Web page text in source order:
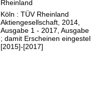
Rheinland
Köln : TÜV Rheinland
Aktiengesellschaft, 2014,
Ausgabe 1 - 2017, Ausgabe
; damit Erscheinen
[2015]-[2017]